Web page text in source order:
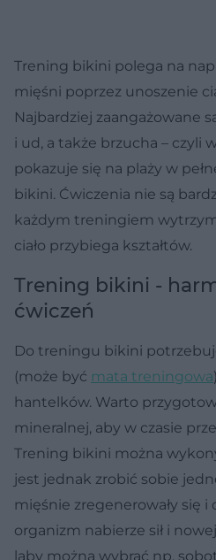
Trening bikini polega na
mięśni poprzez unoszenie
Najbardziej zaangażowane
i ud, a także brzucha – czyli
pokazuje się na plaży w
bikini. Ćwiczenia nie są
każdym treningiem
ciało przybiega kształtów.
Trening bikini -
ćwiczeń
Do treningu bikini
(może być mata treningowa
hantelków. Warto
mineralnej, aby w czasie
Trening bikini można
jest jednak zrobić sobie
mięśnie zregenerowały się i
organizm nabierze sił i
laby można wybrać np.